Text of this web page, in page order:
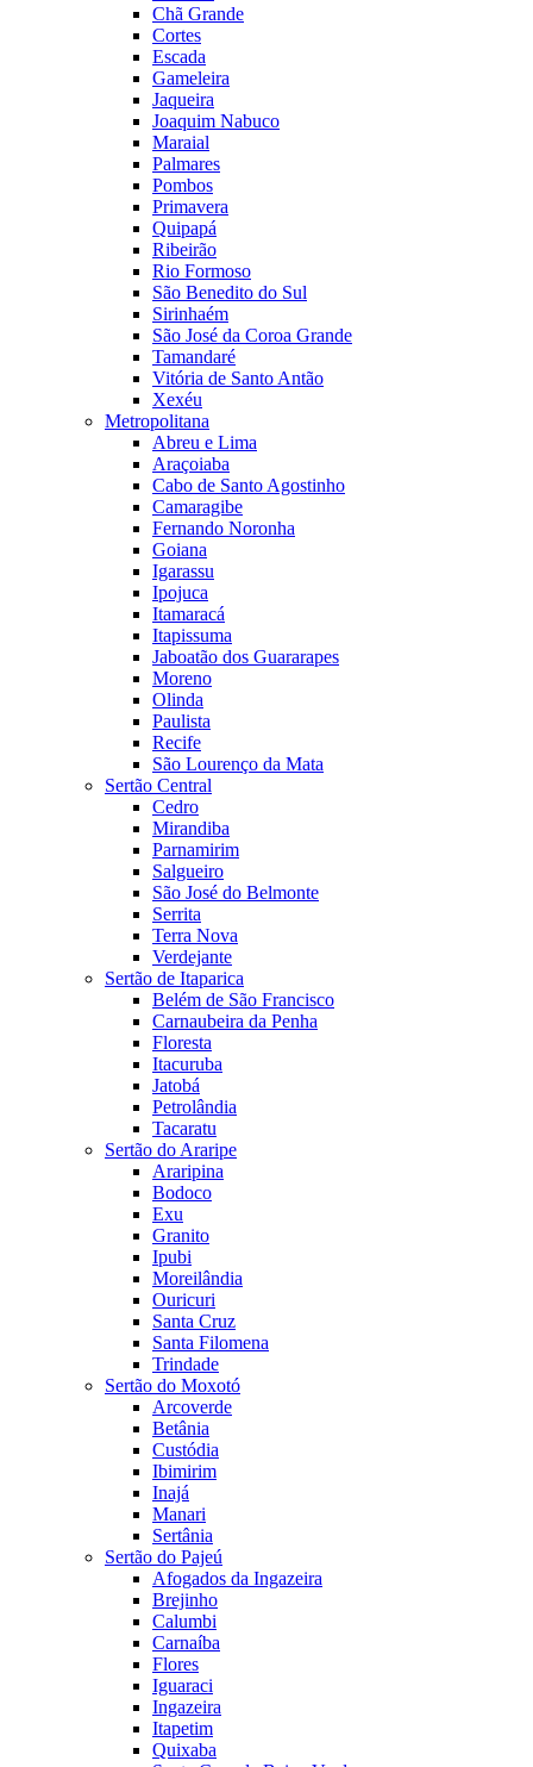
Chã Grande
Cortes
Escada
Gameleira
Jaqueira
Joaquim Nabuco
Maraial
Palmares
Pombos
Primavera
Quipapá
Ribeirão
Rio Formoso
São Benedito do Sul
Sirinhaém
São José da Coroa Grande
Tamandaré
Vitória de Santo Antão
Xexéu
Metropolitana
Abreu e Lima
Araçoiaba
Cabo de Santo Agostinho
Camaragibe
Fernando Noronha
Goiana
Igarassu
Ipojuca
Itamaracá
Itapissuma
Jaboatão dos Guararapes
Moreno
Olinda
Paulista
Recife
São Lourenço da Mata
Sertão Central
Cedro
Mirandiba
Parnamirim
Salgueiro
São José do Belmonte
Serrita
Terra Nova
Verdejante
Sertão de Itaparica
Belém de São Francisco
Carnaubeira da Penha
Floresta
Itacuruba
Jatobá
Petrolândia
Tacaratu
Sertão do Araripe
Araripina
Bodoco
Exu
Granito
Ipubi
Moreilândia
Ouricuri
Santa Cruz
Santa Filomena
Trindade
Sertão do Moxotó
Arcoverde
Betânia
Custódia
Ibimirim
Inajá
Manari
Sertânia
Sertão do Pajeú
Afogados da Ingazeira
Brejinho
Calumbi
Carnaíba
Flores
Iguaraci
Ingazeira
Itapetim
Quixaba